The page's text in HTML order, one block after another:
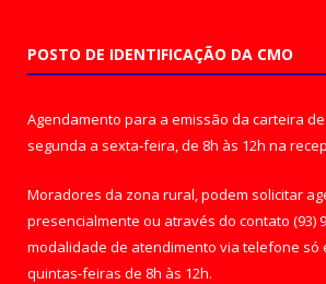
POSTO DE IDENTIFICAÇÃO DA CMO
Agendamento para a emissão da carteira
segunda a sexta-feira, de 8h às 12h na
Moradores da zona rural, podem solicitar
presencialmente ou através do contato (93)
modalidade de atendimento via telefone só
quintas-feiras de 8h às 12h.